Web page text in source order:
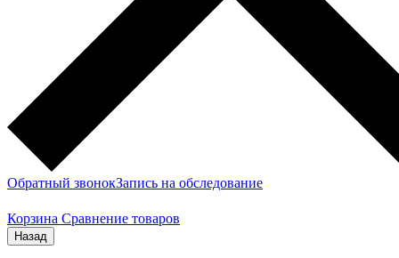
Обратный звонокЗапись на обследование
Корзина Сравнение товаров
Назад